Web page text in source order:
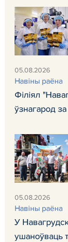
05.08.2026
Навiны раёна
Філіял
ўзнагарод
05.08.2026
Навiны раёна
У
ушаноўваць